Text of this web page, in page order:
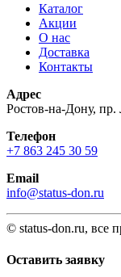
Каталог
Акции
О нас
Доставка
Контакты
Адрес
Ростов-на-Дону,
Телефон
+7 863 245 30 59
Email
info@status-don.ru
© status-don.ru, все
Оставить заявку